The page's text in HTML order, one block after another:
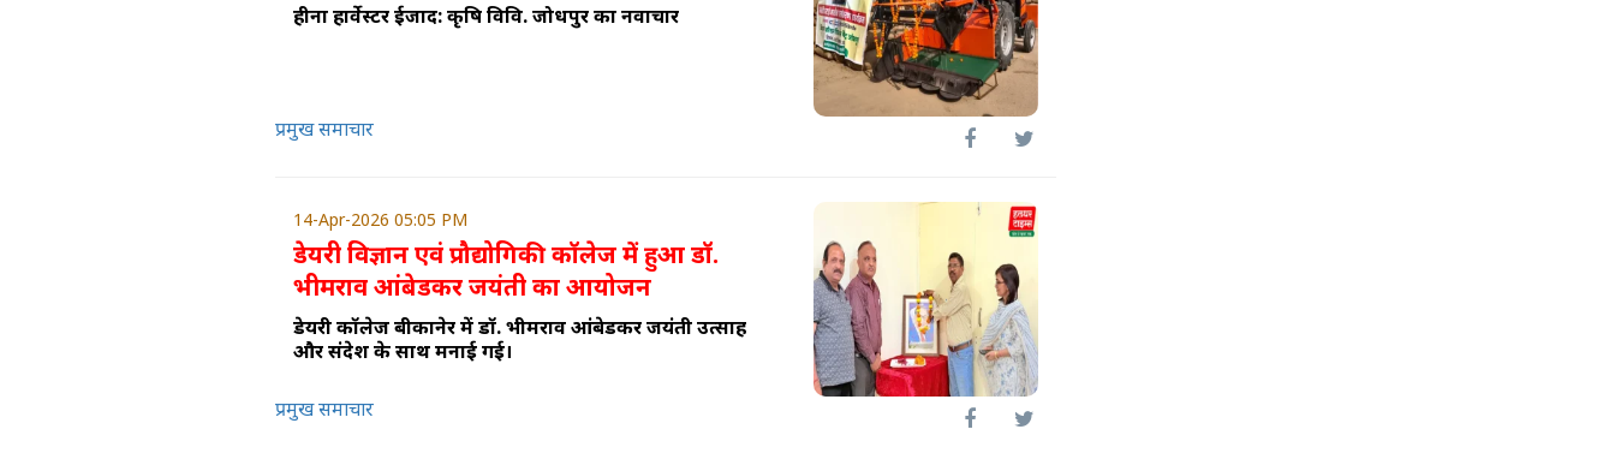
हीना हार्वेस्टर ईजाद: कृषि विवि. जोधपुर का नवाचार
प्रमुख समाचार
14-Apr-2026 05:05 PM
डेयरी विज्ञान एवं प्रौद्योगिकी कॉलेज में हुआ डॉ.
भीमराव आंबेडकर जयंती का आयोजन
डेयरी कॉलेज बीकानेर में डॉ. भीमराव आंबेडकर जयंती उत्साह
और संदेश के साथ मनाई गई।
प्रमुख समाचार